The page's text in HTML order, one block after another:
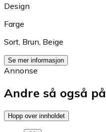
Design
Farge
Sort Brun Beige
Se mer informasjon
Annonse
Andre så også på
Hopp over innholdet